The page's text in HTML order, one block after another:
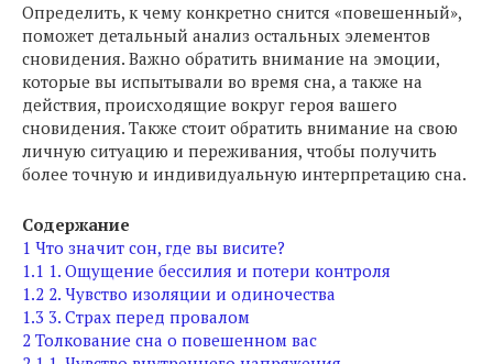
Определить, к чему конкретно снится «повешенный»,
поможет детальный анализ остальных элементов
сновидения. Важно обратить внимание на эмоции,
которые вы испытывали во время сна, а также на
действия, происходящие вокруг героя вашего
сновидения. Также стоит обратить внимание на свою
личную ситуацию и переживания, чтобы получить
более точную и индивидуальную интерпретацию сна.
Содержание
1 Что значит сон, где вы висите?
1.1 1. Ощущение бессилия и потери контроля
1.2 2. Чувство изоляции и одиночества
1.3 3. Страх перед провалом
2 Толкование сна о повешенном вас